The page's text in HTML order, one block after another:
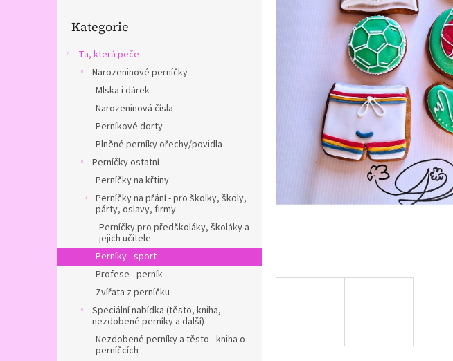
kategorie
Kategorie
Ta, která peče
Narozeninové perníčky
Mlska i dárek
Narozeninová čísla
Perníkové dorty
Plněné perníky ořechy/povidla
Perníčky ostatní
Perníčky na křtiny
Perníčky na přání - pro školky, školy,
párty, oslavy, firmy
Perníčky pro předškoláky, školáky a
jejich učitele
Perníky - sport
Profese - perník
Zvířata z perníčku
Speciální nabídka (těsto, kniha,
nezdobené perníky a další)
Nezdobené perníky a těsto - kniha o
perníčcích